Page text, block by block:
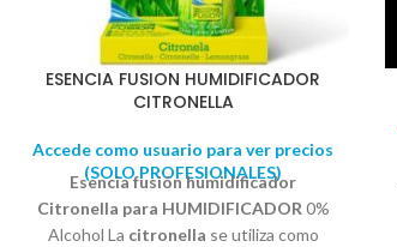
ESENCIA FUSION HUMIDIFICADOR
CITRONELLA
Accede como usuario para ver precios
(SOLO PROFESIONALES)
Esencia fusión humidificador
Citronella para HUMIDIFICADOR 0%
Alcohol La citronella se utiliza como